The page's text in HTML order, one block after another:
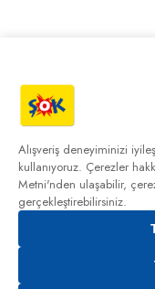
Alışveriş deneyiminizi
kullanıyoruz. Çerezler
Metni'nden ulaşabilir,
gerçekleştirebilirsiniz.